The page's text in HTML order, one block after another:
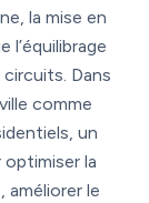
la mise en
l’équilibrage
Dans
comme
un
la
améliorer le